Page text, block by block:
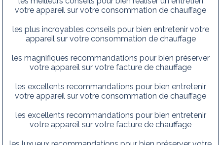
votre appareil sur votre consommation de chauffage
les plus incroyables conseils pour bien entretenir votre
appareil sur votre consommation de chauffage
les magnifiques recommandations pour bien préserver
votre appareil sur votre facture de chauffage
les excellents recommandations pour bien entretenir
votre appareil sur votre consommation de chauffage
les excellents recommandations pour bien entretenir
votre appareil sur votre facture de chauffage